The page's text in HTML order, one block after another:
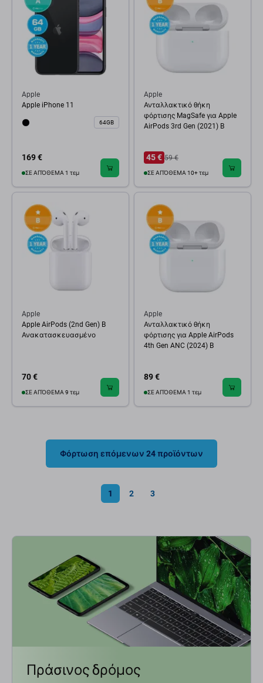
Apple
Apple iPhone 11
64GB
169 €
ΣΕ ΑΠΌΘΕΜΑ 1 τεμ
Apple
Ανταλλακτικό θήκη
φόρτισης MagSafe για Apple
AirPods 3rd Gen (2021) B
45 € 59 €
ΣΕ ΑΠΌΘΕΜΑ 10+ τεμ
Apple
Apple AirPods (2nd Gen) B
Ανακατασκευασμένο
70 €
ΣΕ ΑΠΌΘΕΜΑ 9 τεμ
Apple
Ανταλλακτικό θήκη
φόρτισης για Apple AirPods
4th Gen ANC (2024) B
89 €
ΣΕ ΑΠΌΘΕΜΑ 1 τεμ
Φόρτωση επόμενων 24 προϊόντων
1 2 3
Πράσινος δρόμος